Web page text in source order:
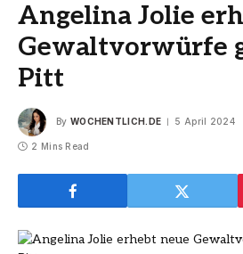
Angelina Jolie
Gewaltvorwürfe
Pitt
By WOCHENTLICH.DE 5 April 2024
2 Mins Read